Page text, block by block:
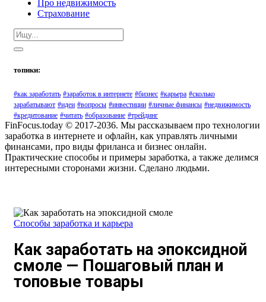
Про недвижимость
Страхование
топики:
#как заработать #заработок в интернете #бизнес #карьера #сколько
зарабатывают #идеи #вопросы #инвестиции #личные финансы #недвижимость
#кредитование #читать #образование #трейдинг
FinFocus.today © 2017-2036. Мы рассказываем про технологии
заработка в интернете и офлайн, как управлять личными
финансами, про виды фриланса и бизнес онлайн.
Практические способы и примеры заработка, а также делимся
интересными сторонами жизни. Сделано людьми.
Способы заработка и карьера
Как заработать на эпоксидной
смоле — Пошаговый план и
топовые товары